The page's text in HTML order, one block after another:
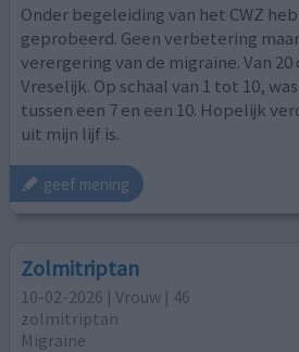
Onder begeleiding van het CWZ
geprobeerd. Geen verbetering
verergering van de migraine. Van 20
Vreselijk. Op schaal van 1 tot 10,
tussen een 7 en een 10. Hopelijk
uit mijn lijf is.
geef mening
Zolmitriptan
10-02-2026 | Vrouw | 46
zolmitriptan
Migraine